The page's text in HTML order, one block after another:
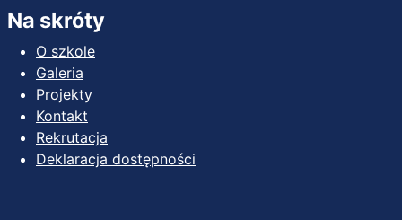
Na skróty
O szkole
Galeria
Projekty
Kontakt
Rekrutacja
Deklaracja dostępności